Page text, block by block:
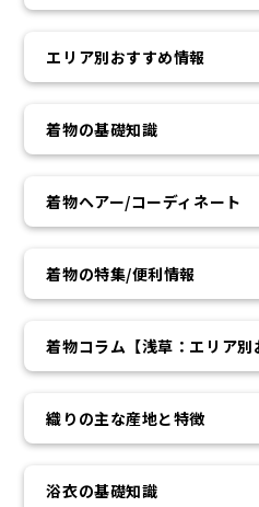
エリア別おすすめ情報
着物の基礎知識
着物ヘアー/コーディネート
着物の特集/便利情報
着物コラム【浅草：エリア別
織りの主な産地と特徴
浴衣の基礎知識